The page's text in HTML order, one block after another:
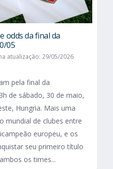
odds da final da
05
atualização: 29/05/2026
pela final da
de sábado, 30 de maio,
Hungria. Mais uma
mundial de clubes entre
europeu, e os
seu primeiro título
os times...